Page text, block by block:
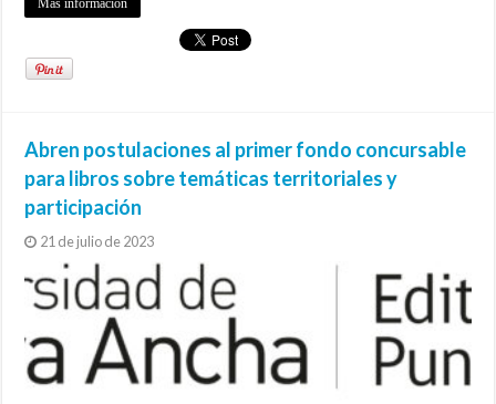
Más información
Abren postulaciones al primer fondo concursable
para libros sobre temáticas territoriales y
participación
21 de julio de 2023